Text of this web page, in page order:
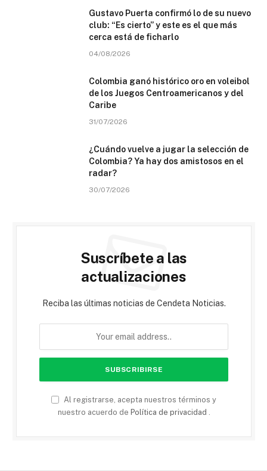
Gustavo Puerta confirmó lo de su nuevo
club: “Es cierto” y este es el que más
cerca está de ficharlo
04/08/2026
Colombia ganó histórico oro en voleibol
de los Juegos Centroamericanos y del
Caribe
31/07/2026
¿Cuándo vuelve a jugar la selección de
Colombia? Ya hay dos amistosos en el
radar?
30/07/2026
Suscríbete a las
actualizaciones
Reciba las últimas noticias de Cendeta Noticias.
Al registrarse, acepta nuestros términos y
nuestro acuerdo de Política de privacidad .